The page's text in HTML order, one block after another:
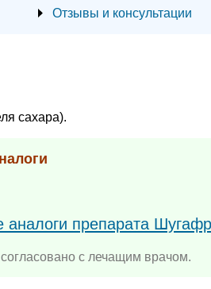
Отзывы и консультации
сахара).
аналоги препарата
с лечащим врачом.